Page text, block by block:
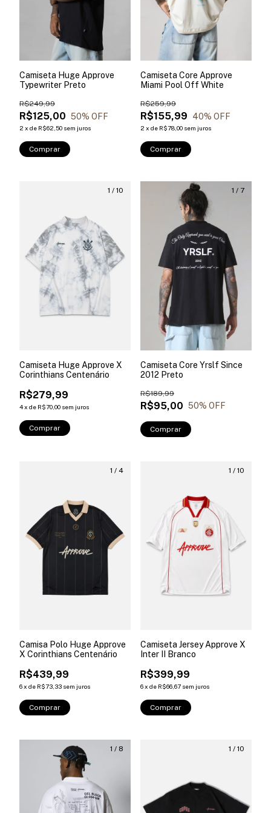
Camiseta Huge Approve
Typewriter Preto
R$125,00
R$249,99
50% OFF
2 x de R$62,50 sem juros
Comprar
Camiseta Core Approve
Miami Pool Off White
R$155,99
R$259,99
40% OFF
2 x de R$78,00 sem juros
Comprar
1 / 10
Camiseta Huge Approve X
Corinthians Centenário
R$279,99
4x de R$70,00 sem juros
Comprar
1 / 7
Camiseta Core Yrslf Since
2012 Preto
R$95,00
R$189,99
50% OFF
Comprar
1 / 4
Camisa Polo Huge Approve
X Corinthians Centenário
R$439,99
6x de R$73,33 sem juros
Comprar
1 / 10
Camiseta Jersey Approve X
Inter II Branco
R$399,99
6x de R$66,67 sem juros
Comprar
1 / 8 1 / 10